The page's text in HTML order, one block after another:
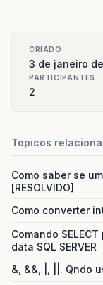
CRIADO
3 de janeiro
PARTICIPANTES
2
Topicos
Como saber se
[RESOLVIDO]
Como converter
Comando
data SQL SERVER
&, &&, |, ||. Qndo